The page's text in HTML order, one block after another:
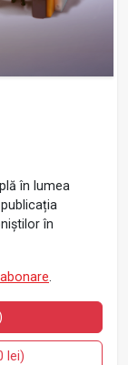
în lumea
în
.
lei)